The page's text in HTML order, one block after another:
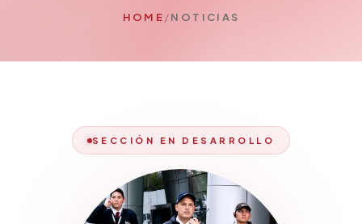
HOME/NOTICIAS
SECCIÓN EN DESARROLLO